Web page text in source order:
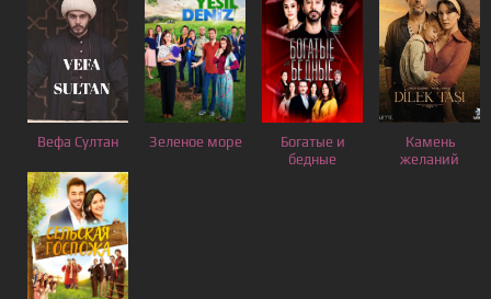
Вефа Султан Зеленое море
Богатые и
бедные
Камень
желаний